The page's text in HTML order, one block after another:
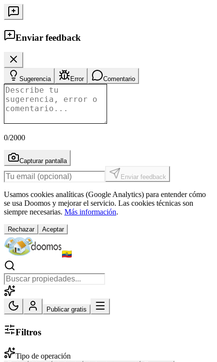
Enviar feedback
Sugerencia Error Comentario
0/2000
Capturar pantalla
Enviar feedback
Usamos cookies analíticas (Google Analytics) para entender cómo
se usa Doomos y mejorar el servicio. Las cookies técnicas son
siempre necesarias. Más información.
Rechazar Aceptar
Publicar gratis
Filtros
Tipo de operación